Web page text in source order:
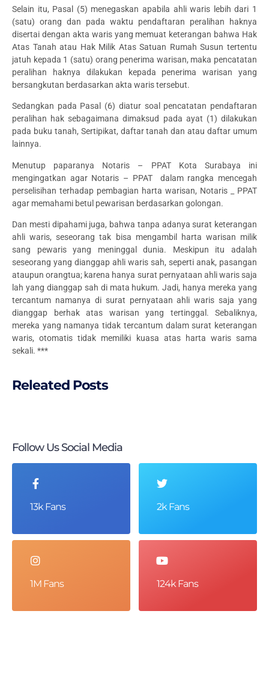
Selain itu, Pasal (5) menegaskan apabila ahli waris lebih dari 1
(satu) orang dan pada waktu pendaftaran peralihan haknya
disertai dengan akta waris yang memuat keterangan bahwa Hak
Atas Tanah atau Hak Milik Atas Satuan Rumah Susun tertentu
jatuh kepada 1 (satu) orang penerima warisan, maka pencatatan
peralihan haknya dilakukan kepada penerima warisan yang
bersangkutan berdasarkan akta waris tersebut.
Sedangkan pada Pasal (6) diatur soal pencatatan pendaftaran
peralihan hak sebagaimana dimaksud pada ayat (1) dilakukan
pada buku tanah, Sertipikat, daftar tanah dan atau daftar umum
lainnya.
Menutup paparanya Notaris – PPAT Kota Surabaya ini
mengingatkan agar Notaris – PPAT dalam rangka mencegah
perselisihan terhadap pembagian harta warisan, Notaris _ PPAT
agar memahami betul pewarisan berdasarkan golongan.
Dan mesti dipahami juga, bahwa tanpa adanya surat keterangan
ahli waris, seseorang tak bisa mengambil harta warisan milik
sang pewaris yang meninggal dunia. Meskipun itu adalah
seseorang yang dianggap ahli waris sah, seperti anak, pasangan
ataupun orangtua; karena hanya surat pernyataan ahli waris saja
lah yang dianggap sah di mata hukum. Jadi, hanya mereka yang
tercantum namanya di surat pernyataan ahli waris saja yang
dianggap berhak atas warisan yang tertinggal. Sebaliknya,
mereka yang namanya tidak tercantum dalam surat keterangan
waris, otomatis tidak memiliki kuasa atas harta waris sama
sekali. ***
Releated Posts
Follow Us Social Media
13k Fans 2k Fans
1M Fans 124k Fans